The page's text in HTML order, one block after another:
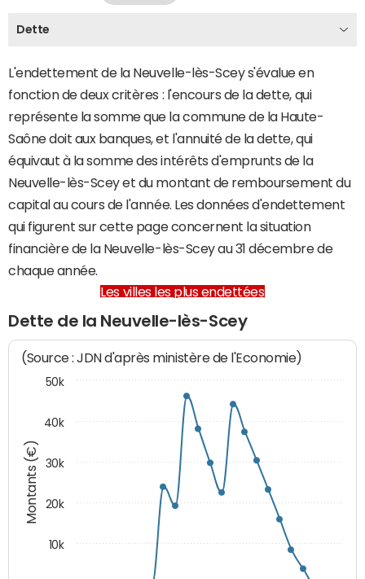
Dette
L'endettement de la Neuvelle-lès-Scey s'évalue en
fonction de deux critères : l'encours de la dette, qui
représente la somme que la commune de la Haute-
Saône doit aux banques, et l'annuité de la dette, qui
équivaut à la somme des intérêts d'emprunts de la
Neuvelle-lès-Scey et du montant de remboursement du
capital au cours de l'année. Les données d'endettement
qui figurent sur cette page concernent la situation
financière de la Neuvelle-lès-Scey au 31 décembre de
chaque année.
Les villes les plus endettées
Dette de la Neuvelle-lès-Scey
Montants (€)
(Source : JDN d'après ministère de l'Economie)
10k
20k
30k
40k
50k